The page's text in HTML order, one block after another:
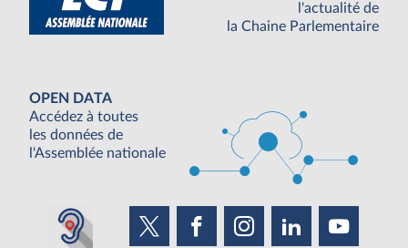
l'actualité de
la Chaine Parlementaire
OPEN DATA
Accédez à toutes
les données de
l'Assemblée nationale